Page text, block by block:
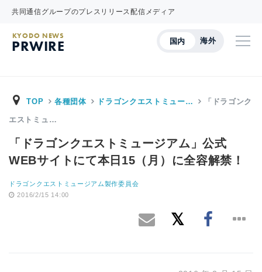
共同通信グループのプレスリリース配信メディア
国内 海外
KYODO NEWS
PRWIRE
TOP 各種団体 ドラゴンクエストミュー… 「ドラゴンク
エストミュ…
「ドラゴンクエストミュージアム」公式
WEBサイトにて本日15（月）に全容解禁！
ドラゴンクエストミュージアム製作委員会
2016/2/15 14:00